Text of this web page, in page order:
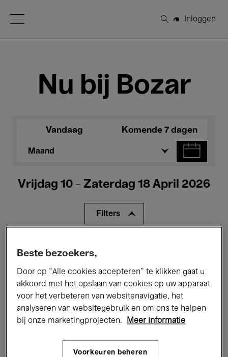
Open Menu
Zoeken
Inloggen
Nu bij Bozar
Vandaag Komende 7 dagen
Maand
Vrijdag 10 - Zaterdag 18 April 2026
Filters
Tentoonstellingen Films
Performances Lezingen & Debatten
Jazz Klassieke Muziek Global Music
Elektronische Muziek
Beste bezoekers,
Door op “Alle cookies accepteren” te klikken gaat u
akkoord met het opslaan van cookies op uw apparaat
voor het verbeteren van websitenavigatie, het
analyseren van websitegebruik en om ons te helpen
bij onze marketingprojecten.
Meer informatie
Voorkeuren beheren